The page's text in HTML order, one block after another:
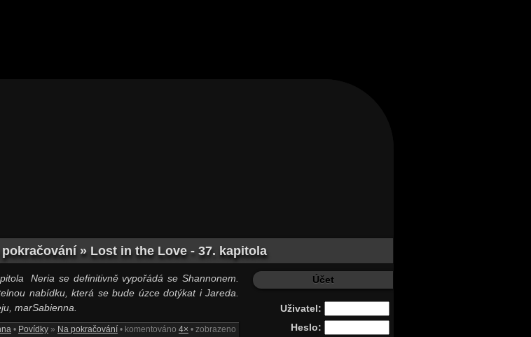
» Lost in the Love - 37. kapitola
Neria se definitivně vypořádá se Shannonem.
nabídku, která se bude úzce dotýkat i Jareda.
marSabienna.
• Povídky » Na pokračování • komentováno 4× • zobrazeno
Účet
Uživatel:
Heslo: